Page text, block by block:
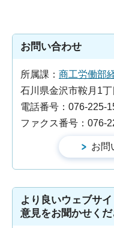
お問い合わせ
所属課： 商工労働部
石川県金沢市鞍月1
電話番号：076-225-
ファクス番号：076-
より良いウェブサ
意見をお聞かせく